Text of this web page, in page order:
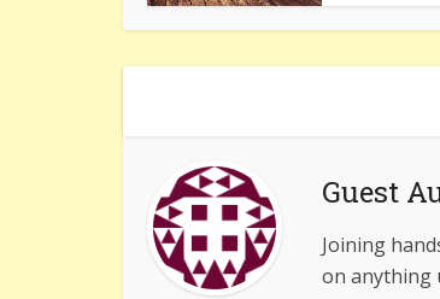
Guest
Joining
on anything